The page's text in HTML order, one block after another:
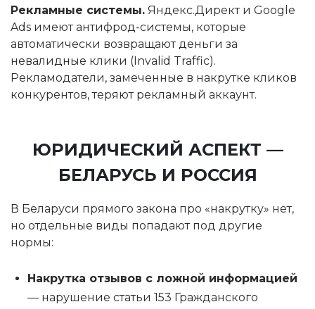
Рекламные системы. Яндекс.Директ и Google
Ads имеют антифрод-системы, которые
автоматически возвращают деньги за
невалидные клики (Invalid Traffic).
Рекламодатели, замеченные в накрутке кликов
конкурентов, теряют рекламный аккаунт.
ЮРИДИЧЕСКИЙ АСПЕКТ —
БЕЛАРУСЬ И РОССИЯ
В Беларуси прямого закона про «накрутку» нет,
но отдельные виды попадают под другие
нормы:
Накрутка отзывов с ложной информацией
— нарушение статьи 153 Гражданского